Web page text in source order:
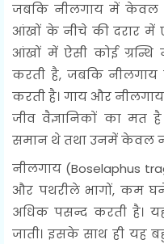
जबकि नीलगाय में केवल
आंखों के नीचे की दरार में
आंखों में ऐसी कोई ग्रन्थि
करती है, जबकि
करती है। गाय और
जीव वैज्ञानिकों का मत
समान थे तथा उनमें केवल
नीलगाय (Boselaphus
और पथरीले भागों, कम
अधिक पसन्द करती है।
जाती। इसके साथ ही यह